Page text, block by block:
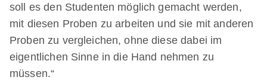
soll es den Studenten möglich gemacht werden,
mit diesen Proben zu arbeiten und sie mit anderen
Proben zu vergleichen, ohne diese dabei im
eigentlichen Sinne in die Hand nehmen zu
müssen.“